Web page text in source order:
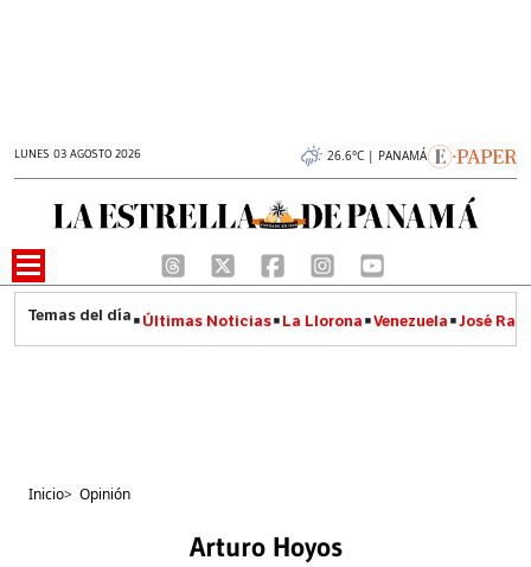
LUNES 03 AGOSTO 2026 26.6°C | PANAMÁ
Últimas Noticias La Llorona Venezuela José
Inicio> Opinión
Arturo Hoyos